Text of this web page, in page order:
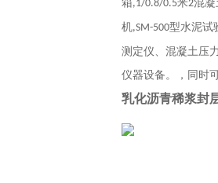
箱,1/0.8/0.5米2混凝
机,SM-500型水泥试
测定仪、混凝土压
仪器设备。，同时
乳化沥青稀浆封